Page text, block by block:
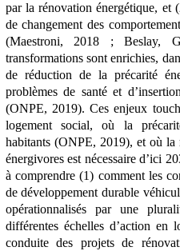
par la rénovation énergétique,
de changement des
(Maestroni, 2018 ; Beslay,
transformations sont enrichies,
de réduction de la précarité
problèmes de santé et
(ONPE, 2019). Ces enjeux
logement social,où la
habitants (ONPE, 2019), et où la
énergivores est nécessaire d’ici
à comprendre (1) comment les
de développement durable
opérationnalisés par une
différentes échelles d’action
conduite des projets de